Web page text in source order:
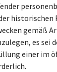
historischen
gemäß
es sei
einer im